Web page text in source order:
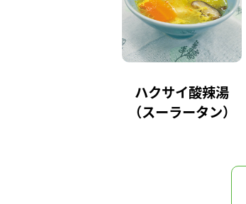
ハクサイ酸辣湯
（スーラータン）